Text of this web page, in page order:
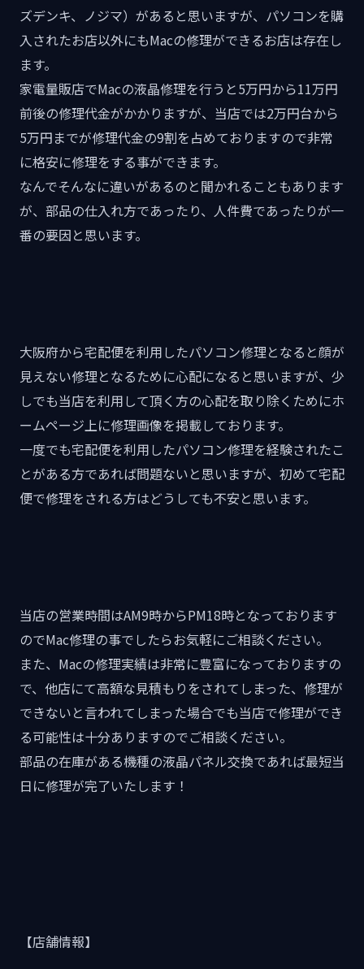
ズデンキ、ノジマ）があると思いますが、パソコンを購
入されたお店以外にもMacの修理ができるお店は存在し
ます。
家電量販店でMacの液晶修理を行うと5万円から11万円
前後の修理代金がかかりますが、当店では2万円台から
5万円までが修理代金の9割を占めておりますので非常
に格安に修理をする事ができます。
なんでそんなに違いがあるのと聞かれることもあります
が、部品の仕入れ方であったり、人件費であったりが一
番の要因と思います。
大阪府から宅配便を利用したパソコン修理となると顔が
見えない修理となるために心配になると思いますが、少
しでも当店を利用して頂く方の心配を取り除くためにホ
ームページ上に修理画像を掲載しております。
一度でも宅配便を利用したパソコン修理を経験されたこ
とがある方であれば問題ないと思いますが、初めて宅配
便で修理をされる方はどうしても不安と思います。
当店の営業時間はAM9時からPM18時となっております
のでMac修理の事でしたらお気軽にご相談ください。
また、Macの修理実績は非常に豊富になっておりますの
で、他店にて高額な見積もりをされてしまった、修理が
できないと言われてしまった場合でも当店で修理ができ
る可能性は十分ありますのでご相談ください。
部品の在庫がある機種の液晶パネル交換であれば最短当
日に修理が完了いたします！
【店舗情報】